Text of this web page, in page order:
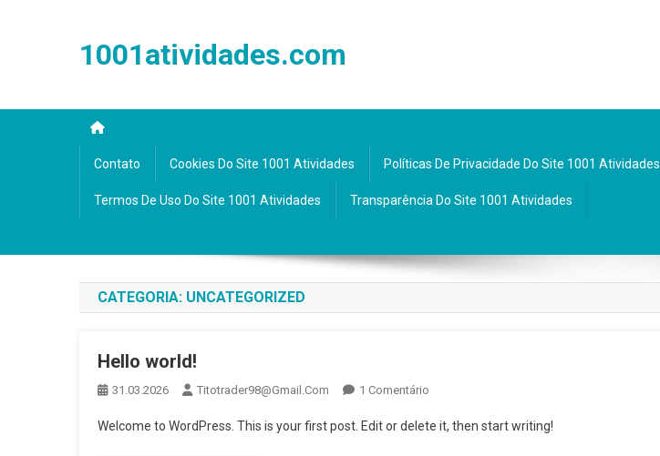
1001atividades.com
Contato Cookies Do Site 1001 Atividades Políticas De Privacidade Do Site 1001 Atividades
Termos De Uso Do Site 1001 Atividades Transparência Do Site 1001 Atividades
CATEGORIA: UNCATEGORIZED
Hello world!
31.03.2026 Titotrader98@gmail.com 1 Comentário
World!
Welcome to WordPress. This is your first post. Edit or delete it, then start writing!